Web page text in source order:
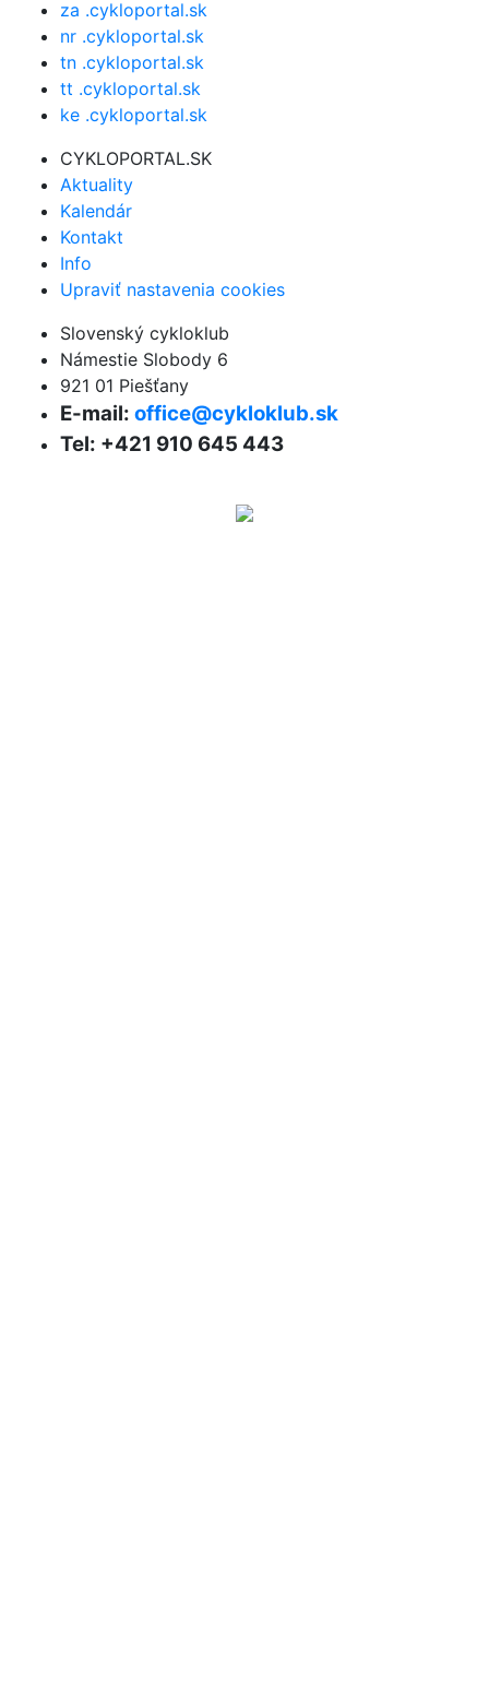
za .cykloportal.sk
nr .cykloportal.sk
tn .cykloportal.sk
tt .cykloportal.sk
ke .cykloportal.sk
CYKLOPORTAL.SK
Aktuality
Kalendár
Kontakt
Info
Upraviť nastavenia cookies
Slovenský cykloklub
Námestie Slobody 6
921 01 Piešťany
E-mail: office@cykloklub.sk
Tel: +421 910 645 443